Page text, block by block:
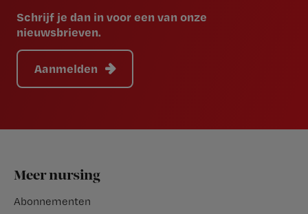
Schrijf je dan in voor een van onze
nieuwsbrieven.
Aanmelden
Footer
Meer nursing
Abonnementen